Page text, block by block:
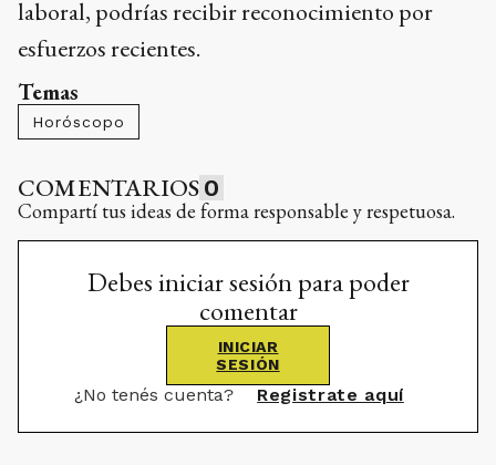
laboral, podrías recibir reconocimiento por
esfuerzos recientes.
Temas
Horóscopo
COMENTARIOS 0
Compartí tus ideas de forma responsable y respetuosa.
Debes iniciar sesión para poder
comentar
INICIAR
SESIÓN
¿No tenés cuenta? Registrate aquí